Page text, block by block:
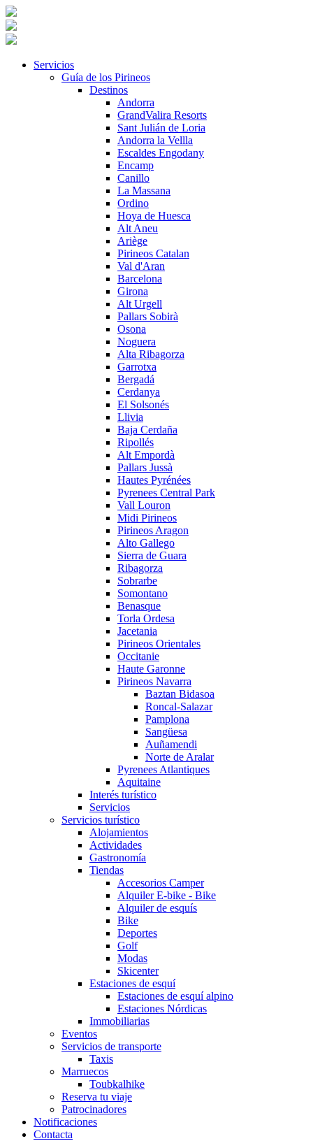
Servicios
Guía de los Pirineos
Destinos
Andorra
GrandValira Resorts
Sant Julián de Loria
Andorra la Vellla
Escaldes Engodany
Encamp
Canillo
La Massana
Ordino
Hoya de Huesca
Alt Aneu
Ariège
Pirineos Catalan
Val d'Aran
Barcelona
Girona
Alt Urgell
Pallars Sobirà
Osona
Noguera
Alta Ribagorza
Garrotxa
Bergadá
Cerdanya
El Solsonés
Llivia
Baja Cerdaña
Ripollés
Alt Empordà
Pallars Jussà
Hautes Pyrénées
Pyrenees Central Park
Vall Louron
Midi Pirineos
Pirineos Aragon
Alto Gallego
Sierra de Guara
Ribagorza
Sobrarbe
Somontano
Benasque
Torla Ordesa
Jacetania
Pirineos Orientales
Occitanie
Haute Garonne
Pirineos Navarra
Baztan Bidasoa
Roncal-Salazar
Pamplona
Sangüesa
Auñamendi
Norte de Aralar
Pyrenees Atlantiques
Aquitaine
Interés turístico
Servicios
Servicios turístico
Alojamientos
Actividades
Gastronomía
Tiendas
Accesorios Camper
Alquiler E-bike - Bike
Alquiler de esquís
Bike
Deportes
Golf
Modas
Skicenter
Estaciones de esquí
Estaciones de esquí alpino
Estaciones Nórdicas
Immobiliarias
Eventos
Servicios de transporte
Taxis
Marruecos
Toubkalhike
Reserva tu viaje
Patrocinadores
Notificaciones
Contacta